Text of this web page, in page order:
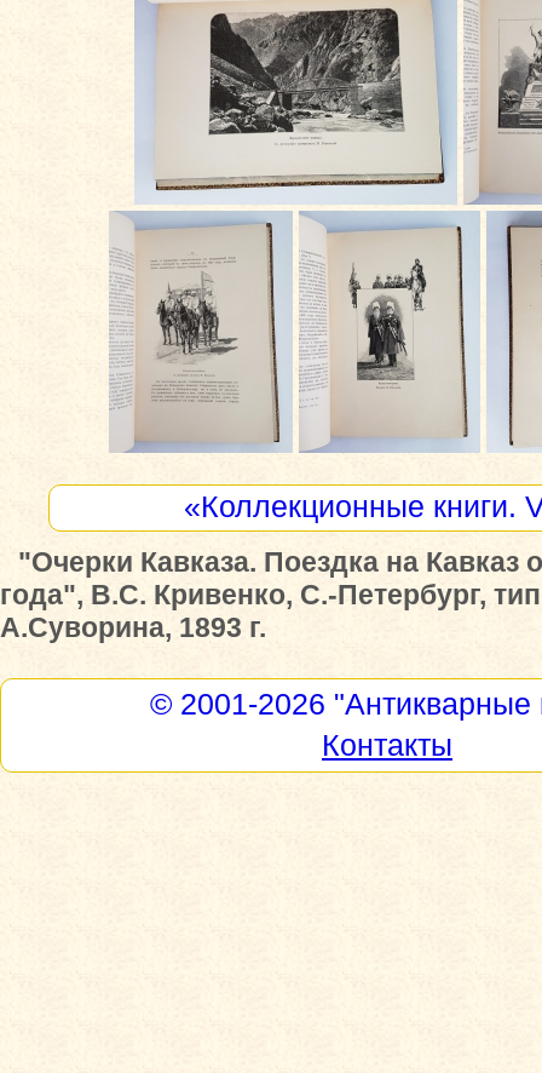
«Коллекционные книги.
"Очерки Кавказа. Поездка на Кавказ
года", В.С. Кривенко, С.-Петербург,
А.Суворина, 1893 г.
© 2001-2026 "Антикварные
Контакты